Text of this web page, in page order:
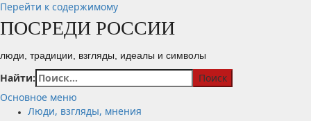
Перейти к содержимому
ПОСРЕДИ РОССИИ
люди, традиции, взгляды, идеалы и символы
Найти:
Основное меню
Люди, взгляды, мнения